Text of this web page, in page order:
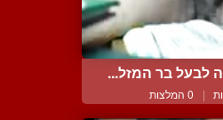
לבעל בר המזל...
| 0 המלצות